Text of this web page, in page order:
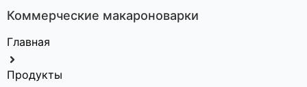
Коммерческие макароноварки
Главная
Продукты